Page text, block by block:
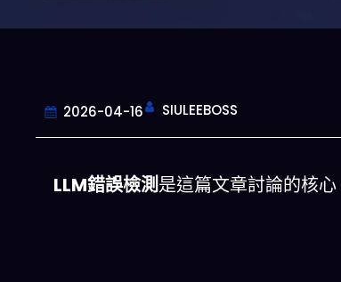
2026-04-16 SIULEEBOSS
LLM錯誤檢測是這篇文章討論的核心